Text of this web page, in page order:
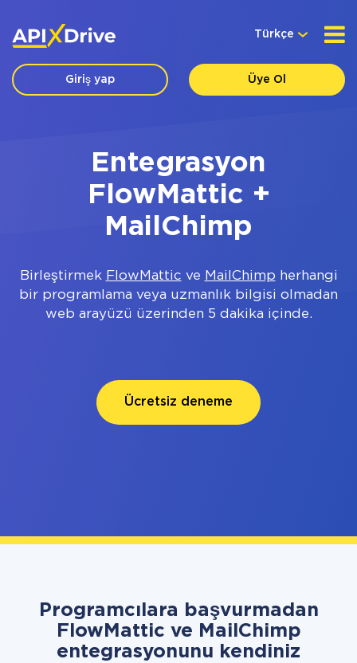
Türkçe
Giriş yap Üye Ol
Entegrasyon
FlowMattic +
MailChimp
Birleştirmek FlowMattic ve MailChimp herhangi
bir programlama veya uzmanlık bilgisi olmadan
web arayüzü üzerinden 5 dakika içinde.
Ücretsiz deneme
Programcılara başvurmadan
FlowMattic ve MailChimp
entegrasyonunu kendiniz